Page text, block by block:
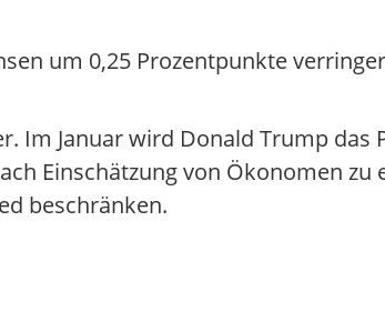
um 0,25 Prozentpunkte
Im Januar wird Donald Trump
Einschätzung von Ökonomen
beschränken.